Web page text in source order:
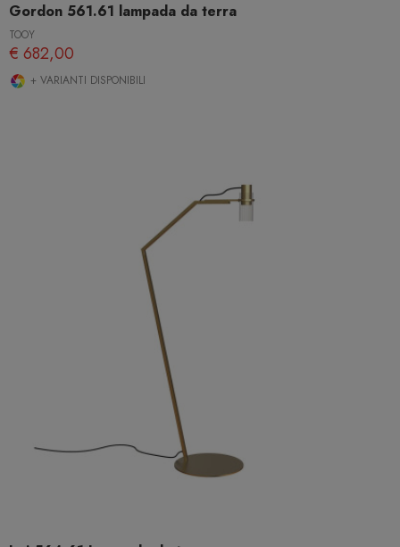
Gordon 561.61 lampada da terra
TOOY
€ 682,00
+ VARIANTI DISPONIBILI